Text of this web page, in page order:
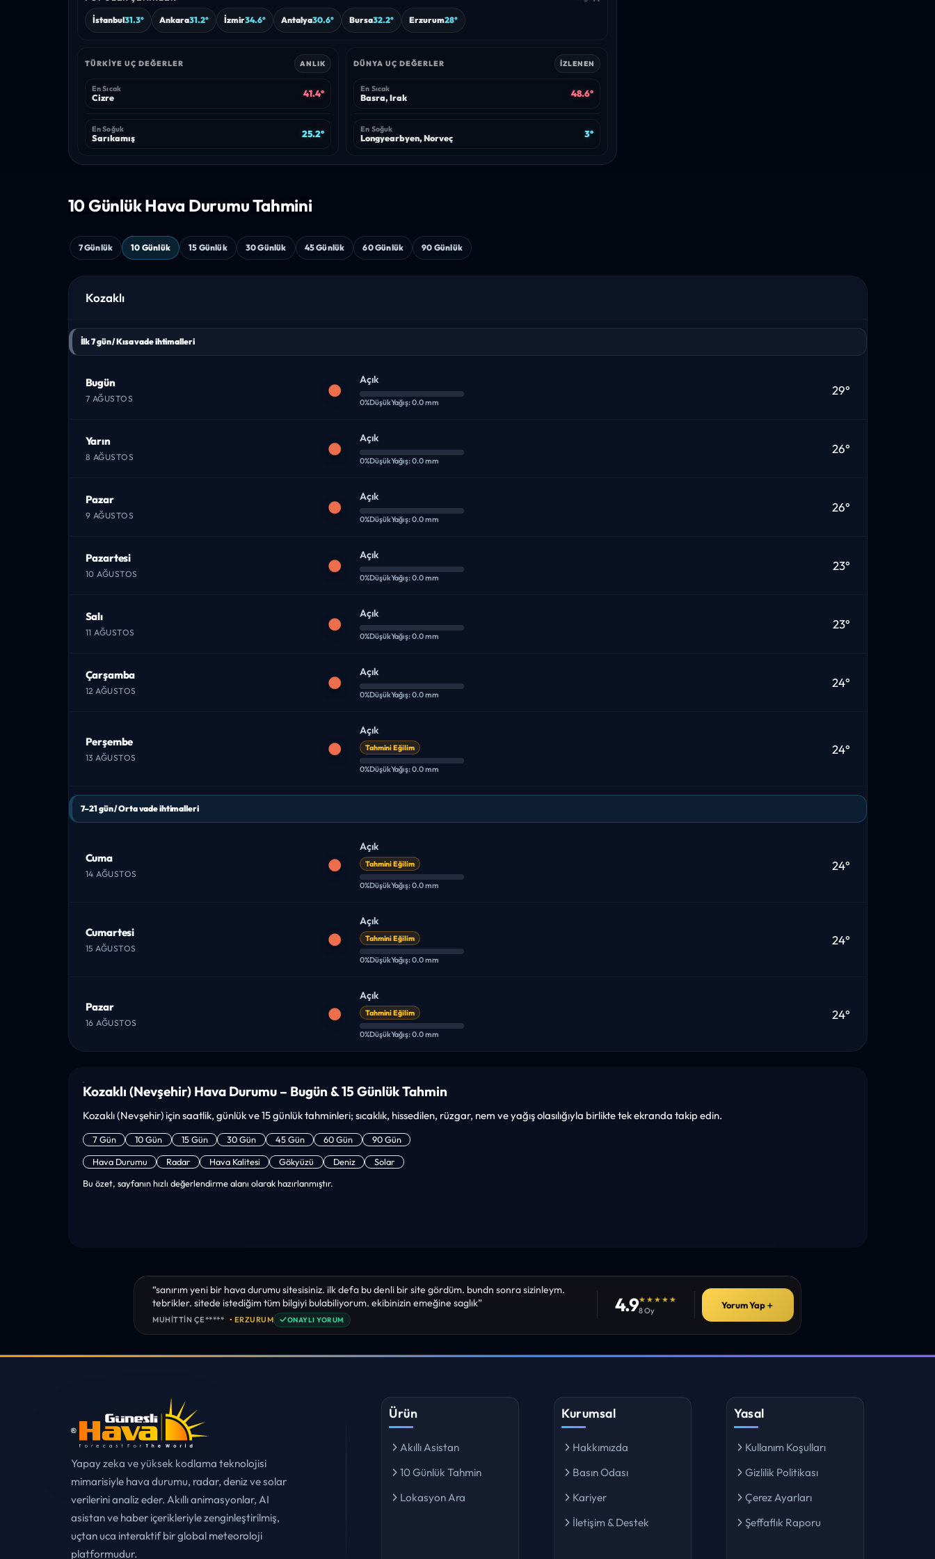
İstanbul31.3° Ankara31.2° İzmir34.6° Antalya30.6° Bursa32.2° Erzurum28°
TÜRKIYE UÇ DEĞERLER ANLIK
En Sıcak
Cizre 41.4°
En Soğuk
Sarıkamış 25.2°
DÜNYA UÇ DEĞERLER İZLENEN
En Sıcak
Basra, Irak 48.6°
En Soğuk
Longyearbyen, Norveç 3°
10 Günlük Hava Durumu Tahmini
7 Günlük 10 Günlük 15 Günlük 30 Günlük 45 Günlük 60 Günlük 90 Günlük
Kozaklı
İlk 7 gün / Kısa vade ihtimalleri
Bugün
7 AĞUSTOS
Açık
0%DüşükYağış: 0.0 mm
29°
Yarın
8 AĞUSTOS
Açık
0%DüşükYağış: 0.0 mm
26°
Pazar
9 AĞUSTOS
Açık
0%DüşükYağış: 0.0 mm
26°
Pazartesi
10 AĞUSTOS
Açık
0%DüşükYağış: 0.0 mm
23°
Salı
11 AĞUSTOS
Açık
0%DüşükYağış: 0.0 mm
23°
Çarşamba
12 AĞUSTOS
Açık
0%DüşükYağış: 0.0 mm
24°
Perşembe
13 AĞUSTOS
Açık
Tahmini Eğilim
0%DüşükYağış: 0.0 mm
24°
7–21 gün / Orta vade ihtimalleri
Cuma
14 AĞUSTOS
Açık
Tahmini Eğilim
0%DüşükYağış: 0.0 mm
24°
Cumartesi
15 AĞUSTOS
Açık
Tahmini Eğilim
0%DüşükYağış: 0.0 mm
24°
Pazar
16 AĞUSTOS
Açık
Tahmini Eğilim
0%DüşükYağış: 0.0 mm
24°
Kozaklı (Nevşehir) Hava Durumu – Bugün & 15 Günlük Tahmin
Kozaklı (Nevşehir) için saatlik, günlük ve 15 günlük tahminleri; sıcaklık, hissedilen, rüzgar, nem ve yağış olasılığıyla birlikte tek ekranda takip edin.
7 Gün 10 Gün 15 Gün 30 Gün 45 Gün 60 Gün
90 Gün
Hava Durumu
Radar Hava Kalitesi Gökyüzü Deniz
Solar
Bu özet, sayfanın hızlı değerlendirme alanı olarak hazırlanmıştır.
“sanırım yeni bir hava durumu sitesisiniz. ilk defa bu denli bir site gördüm. bundn sonra sizinleym.
tebrikler. sitede istediğim tüm bilgiyi bulabiliyorum. ekibinizin emeğine saglık”
MUHITTIN ÇE***** • ERZURUM ✓ONAYLI YORUM
4.9★★★★★
8 Oy
Yorum Yap＋
Yapay zeka ve yüksek kodlama teknolojisi
mimarisiyle hava durumu, radar, deniz ve solar
verilerini analiz eder. Akıllı animasyonlar, AI
asistan ve haber içerikleriyle zenginleştirilmiş,
uçtan uca interaktif bir global meteoroloji
platformudur.
Ürün
Akıllı Asistan
10 Günlük Tahmin
Lokasyon Ara
Kurumsal
Hakkımızda
Basın Odası
Kariyer
İletişim & Destek
Yasal
Kullanım Koşulları
Gizlilik Politikası
Çerez Ayarları
Şeffaflık Raporu